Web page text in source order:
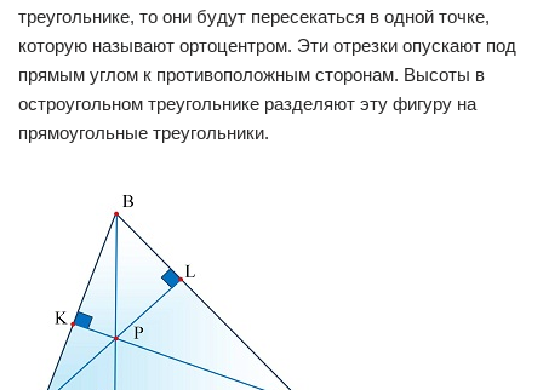
треугольнике, то они будут пересекаться в одной точке,
которую называют ортоцентром. Эти отрезки опускают под
прямым углом к противоположным сторонам. Высоты в
остроугольном треугольнике разделяют эту фигуру на
прямоугольные треугольники.